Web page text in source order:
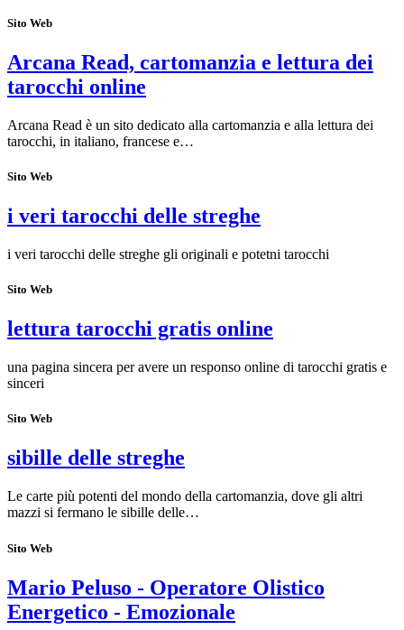
Sito Web
Arcana Read, cartomanzia e lettura dei
tarocchi online
Arcana Read è un sito dedicato alla cartomanzia e alla lettura dei
tarocchi, in italiano, francese e…
Sito Web
i veri tarocchi delle streghe
i veri tarocchi delle streghe gli originali e potetni tarocchi
Sito Web
lettura tarocchi gratis online
una pagina sincera per avere un responso online di tarocchi gratis e
sinceri
Sito Web
sibille delle streghe
Le carte più potenti del mondo della cartomanzia, dove gli altri
mazzi si fermano le sibille delle…
Sito Web
Mario Peluso - Operatore Olistico
Energetico - Emozionale